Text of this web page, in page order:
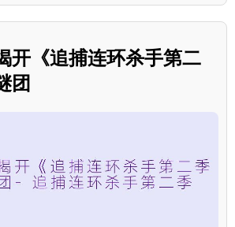
开《追捕连环杀手第二
团